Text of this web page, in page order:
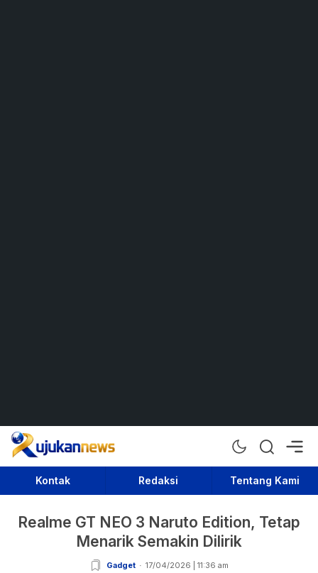
Rujukan News
Satu Rujukan Sejuta Informasi
Kontak Redaksi Tentang Kami
Realme GT NEO 3 Naruto Edition, Tetap
Menarik Semakin Dilirik
Gadget 17/04/2026 | 11:36 am